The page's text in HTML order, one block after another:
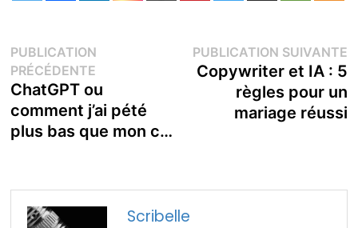
Navigation
de
l’article
PUBLICATION
PRÉCÉDENTE
précédente :
ChatGPT ou
comment j’ai pété
plus bas que mon c…
PUBLICATION SUIVANTE
Copywriter et IA : 5
règles pour un
mariage réussi
Scribelle